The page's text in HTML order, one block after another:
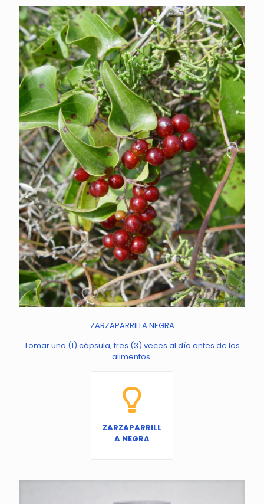
ZARZAPARRILLA NEGRA
Tomar una (1) cápsula, tres (3) veces al día antes de los
alimentos.
ZARZAPARRILL
A NEGRA